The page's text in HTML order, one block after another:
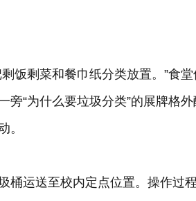
饭剩菜和餐巾纸分类放置。”食
“为什么要垃圾分类”的展牌格
。
桶运送至校内定点位置。操作过